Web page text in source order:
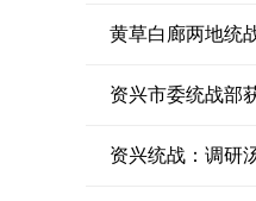
黄草白廊两地统
资兴市委统战部
资兴统战：调研